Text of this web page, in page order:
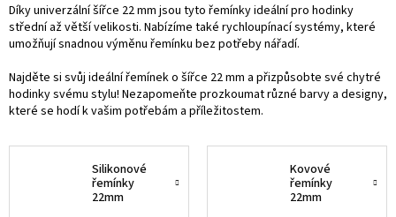
Díky univerzální šířce 22 mm jsou tyto řemínky ideální pro hodinky
střední až větší velikosti. Nabízíme také rychloupínací systémy, které
umožňují snadnou výměnu řemínku bez potřeby nářadí.
Najděte si svůj ideální řemínek o šířce 22 mm a přizpůsobte své chytré
hodinky svému stylu! Nezapomeňte prozkoumat různé barvy a designy,
které se hodí k vašim potřebám a příležitostem.
Silikonové
řemínky
22mm
Kovové
řemínky
22mm